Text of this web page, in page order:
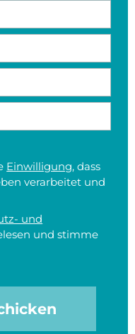
Einwilligung, dass
verarbeitet und
und
und stimme